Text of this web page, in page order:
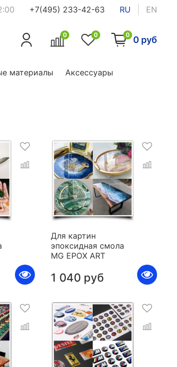
+7(495) 233-42-63 RU EN
0 0 0 0 руб
материалы Аксессуары
Для картин
эпоксидная смола
MG EPOX ART
1 040 руб